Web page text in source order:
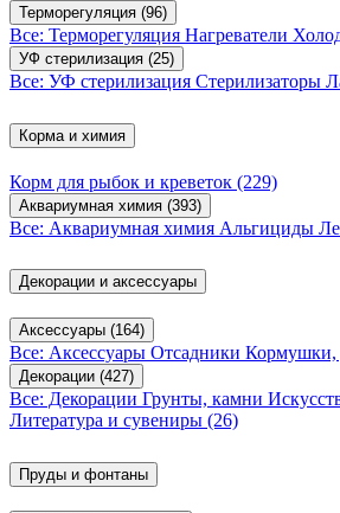
Терморегуляция (96)
Все: Терморегуляция Нагреватели
УФ стерилизация (25)
Все: УФ стерилизация Стерилизаторы
Корма и химия
Корм для рыбок и креветок (229)
Аквариумная химия (393)
Все: Аквариумная химия Альгициды
Декорации и аксессуары
Аксессуары (164)
Все: Аксессуары Отсадники Кормушки,
Декорации (427)
Все: Декорации Грунты, камни
Литература и сувениры (26)
Пруды и фонтаны